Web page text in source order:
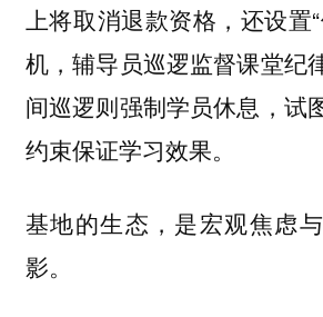
上将取消退款资格，还设置
机，辅导员巡逻监督课堂纪
间巡逻则强制学员休息，试
约束保证学习效果。
基地的生态，是宏观焦虑
影。